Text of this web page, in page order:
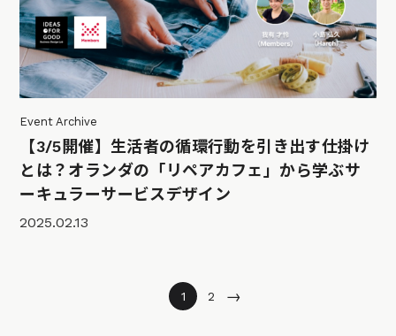
Event Archive
【3/5開催】生活者の循環行動を引き出す仕掛け
とは？オランダの「リペアカフェ」から学ぶサ
ーキュラーサービスデザイン
2025.02.13
1 2 →